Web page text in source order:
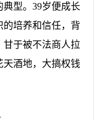
型。39岁便成长
的培养和信任，背
于被不法商人拉
酒地，大搞权钱